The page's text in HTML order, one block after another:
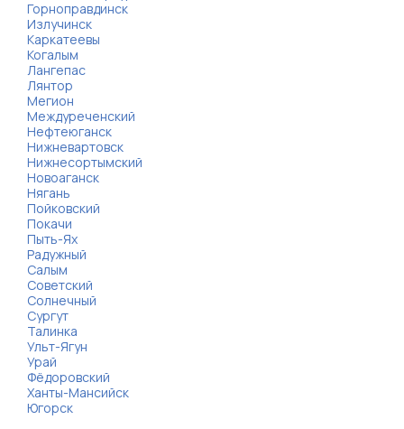
Горноправдинск
Излучинск
Каркатеевы
Когалым
Лангепас
Лянтор
Мегион
Междуреченский
Нефтеюганск
Нижневартовск
Нижнесортымский
Новоаганск
Нягань
Пойковский
Покачи
Пыть-Ях
Радужный
Салым
Советский
Солнечный
Сургут
Талинка
Ульт-Ягун
Урай
Фёдоровский
Ханты-Мансийск
Югорск